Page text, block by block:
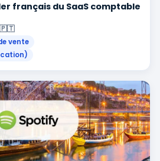
français du SaaS comptable
🇵🇹
vente